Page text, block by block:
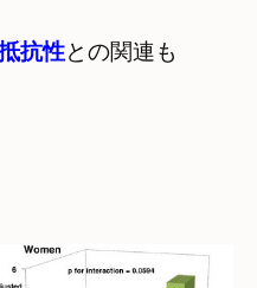
抗性との関連も